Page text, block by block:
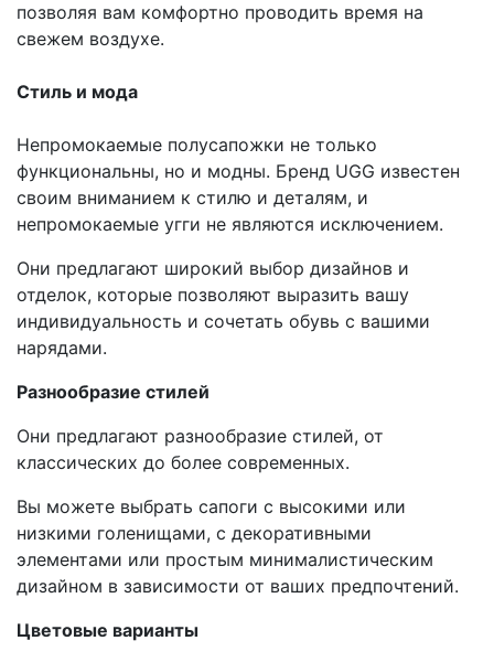
позволяя вам комфортно проводить время на
свежем воздухе.
Стиль и мода
Непромокаемые полусапожки не только
функциональны, но и модны. Бренд UGG известен
своим вниманием к стилю и деталям, и
непромокаемые угги не являются исключением.
Они предлагают широкий выбор дизайнов и
отделок, которые позволяют выразить вашу
индивидуальность и сочетать обувь с вашими
нарядами.
Разнообразие стилей
Они предлагают разнообразие стилей, от
классических до более современных.
Вы можете выбрать сапоги с высокими или
низкими голенищами, с декоративными
элементами или простым минималистическим
дизайном в зависимости от ваших предпочтений.
Цветовые варианты